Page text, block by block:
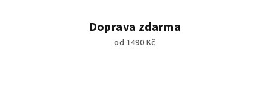
Doprava zdarma
od 1490 Kč